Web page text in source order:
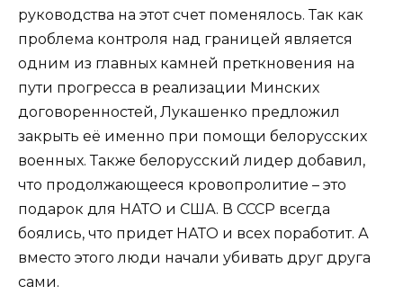
руководства на этот счет поменялось. Так как
проблема контроля над границей является
одним из главных камней преткновения на
пути прогресса в реализации Минских
договоренностей, Лукашенко предложил
закрыть её именно при помощи белорусских
военных. Также белорусский лидер добавил,
что продолжающееся кровопролитие – это
подарок для НАТО и США. В СССР всегда
боялись, что придет НАТО и всех поработит. А
вместо этого люди начали убивать друг друга
сами.